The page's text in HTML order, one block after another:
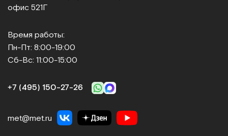
офис 521Г
Время работы:
Пн-Пт: 8:00-19:00
Сб-Вс: 11:00-15:00
+7 (495) 150‑27‑26
met@met.ru